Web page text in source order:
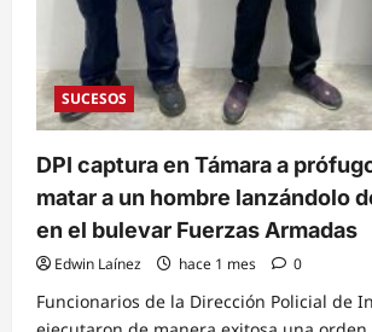
SUCESOS
DPI captura en Támara a
matar a un hombre lanzándolo
en el bulevar Fuerzas Armadas
Edwin Laínez hace 1 mes 0
Funcionarios de la Dirección Policial de